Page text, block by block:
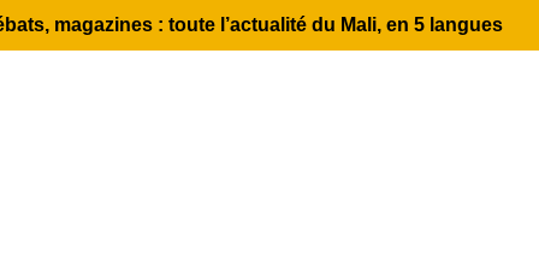
magazines : toute l’actualité du Mali, en 5 langues